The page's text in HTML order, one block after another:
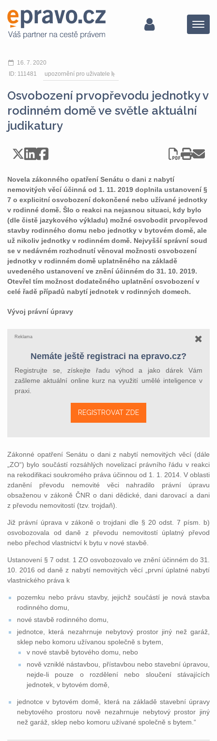
Menu
16. 7. 2020
ID: 111481
upozornění pro uživatele
Osvobození prvopřevodu jednotky v
rodinném domě ve světle aktuální
judikatury
Novela zákonného opatření Senátu o dani z nabytí
nemovitých věcí účinná od 1. 11. 2019 doplnila ustanovení §
7 o explicitní osvobození dokončené nebo užívané jednotky
v rodinné domě. Šlo o reakci na nejasnou situaci, kdy bylo
(dle čistě jazykového výkladu) možné osvobodit prvopřevod
stavby rodinného domu nebo jednotky v bytovém domě, ale
už nikoliv jednotky v rodinném domě. Nejvyšší správní soud
se v nedávném rozhodnutí věnoval možnosti osvobození
jednotky v rodinném domě uplatněného na základě
uvedeného ustanovení ve znění účinném do 31. 10. 2019.
Otevřel tím možnost dodatečného uplatnění osvobození v
celé řadě případů nabytí jednotek v rodinných domech.
Vývoj právní úpravy
Reklama
Nemáte ještě registraci na epravo.cz?
Registrujte se, získejte řadu výhod a jako dárek Vám
zašleme aktuální online kurz na využití umělé inteligence v
praxi.
REGISTROVAT ZDE
Zákonné opatření Senátu o dani z nabytí nemovitých věcí (dále
„ZO“) bylo součástí rozsáhlých novelizací právního řádu v reakci
na rekodifikaci soukromého práva účinnou od 1. 1. 2014. V oblasti
zdanění převodu nemovité věci nahradilo právní úpravu
obsaženou v zákoně ČNR o dani dědické, dani darovací a dani
z převodu nemovitostí (tzv. trojdaň).
Již právní úprava v zákoně o trojdani dle § 20 odst. 7 písm. b)
osvobozovala od daně z převodu nemovitostí úplatný převod
nebo přechod vlastnictví k bytu v nové stavbě.
Ustanovení § 7 odst. 1 ZO osvobozovalo ve znění účinném do 31.
10. 2016 od daně z nabytí nemovitých věcí „první úplatné nabytí
vlastnického práva k
pozemku nebo právu stavby, jejichž součástí je nová stavba
rodinného domu,
nové stavbě rodinného domu,
jednotce, která nezahrnuje nebytový prostor jiný než garáž,
sklep nebo komoru užívanou společně s bytem,
v nové stavbě bytového domu, nebo
nově vzniklé nástavbou, přístavbou nebo stavební úpravou,
nejde-li pouze o rozdělení nebo sloučení stávajících
jednotek, v bytovém domě,
jednotce v bytovém domě, která na základě stavební úpravy
nebytového prostoru nově nezahrnuje nebytový prostor jiný
než garáž, sklep nebo komoru užívané společně s bytem.“